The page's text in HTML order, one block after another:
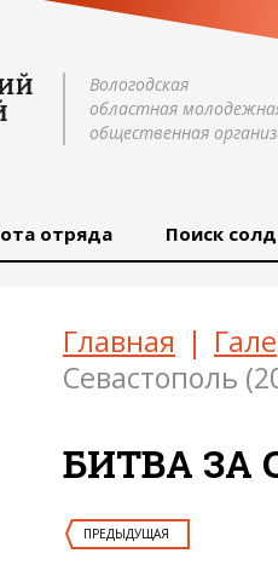
Вологодская
областная
общественная
отряда Поиск
Главная |
Севастополь
БИТВА ЗА
ПРЕДЫДУЩАЯ